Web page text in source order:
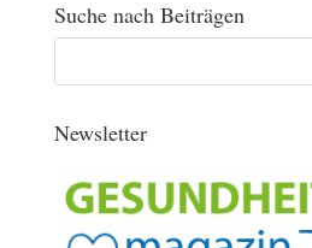
Suche nach Beiträgen
Newsletter